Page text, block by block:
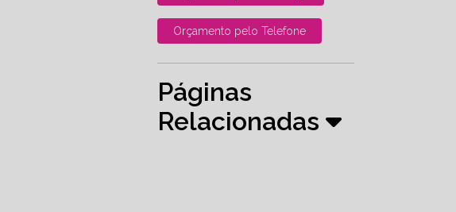
Orçamento pelo Telefone
Páginas
Relacionadas